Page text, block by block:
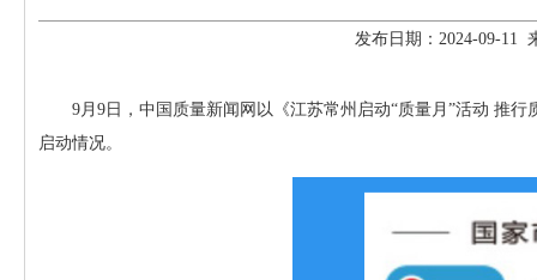
发布日期：2024-09-11
9月9日，中国质量新闻网以《江苏常州启动“质量月”活动 推
启动情况。